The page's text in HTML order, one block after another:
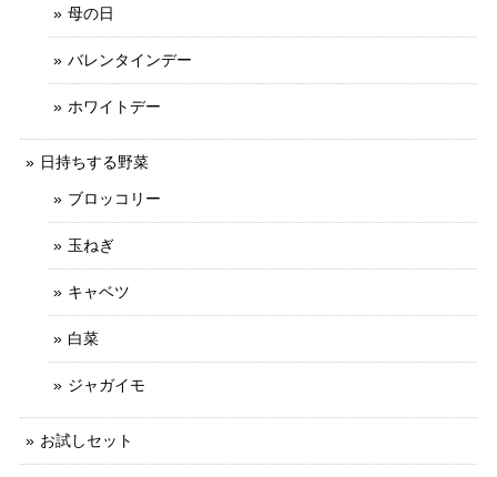
母の日
バレンタインデー
ホワイトデー
日持ちする野菜
ブロッコリー
玉ねぎ
キャベツ
白菜
ジャガイモ
お試しセット